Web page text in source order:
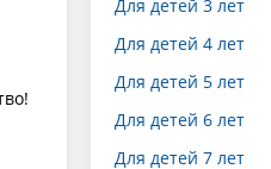
Для детей 3 лет
Для детей 4 лет
Для детей 5 лет
Для детей 6 лет
Для детей 7 лет